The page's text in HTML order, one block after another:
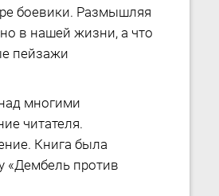
боевики. Размышляя
в нашей жизни, а что
пейзажи
многими
читателя.
Книга была
«Дембель против